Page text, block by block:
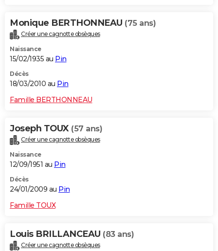
Monique BERTHONNEAU (75 ans)
Créer une cagnotte obsèques
Naissance
15/02/1935 au Pin
Décès
18/03/2010 au Pin
Famille BERTHONNEAU
Joseph TOUX (57 ans)
Créer une cagnotte obsèques
Naissance
12/09/1951 au Pin
Décès
24/01/2009 au Pin
Famille TOUX
Louis BRILLANCEAU (83 ans)
Créer une cagnotte obsèques